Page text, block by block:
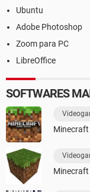
Ubuntu
Adobe Photoshop
Zoom para PC
LibreOffice
SOFTWARES
Minecraft
Minecraft